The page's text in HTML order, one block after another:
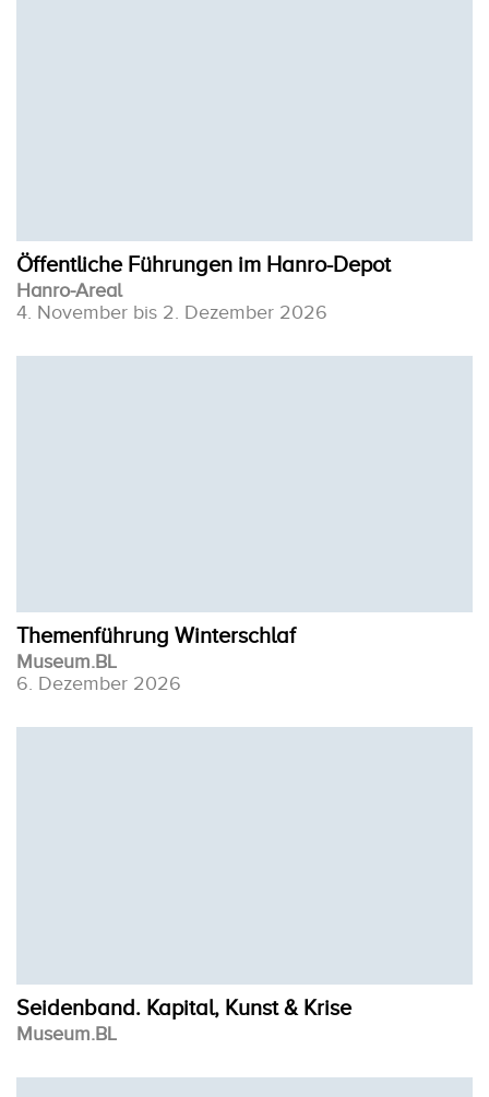
Öffentliche Führungen im Hanro-Depot
Hanro-Areal
4. November bis 2. Dezember 2026
Themenführung Winterschlaf
Museum.BL
6. Dezember 2026
Seidenband. Kapital, Kunst & Krise
Museum.BL